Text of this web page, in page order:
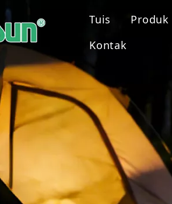
Tuis Produk
Kontak